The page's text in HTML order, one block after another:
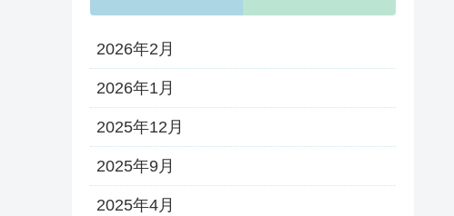
2026年2月
2026年1月
2025年12月
2025年9月
2025年4月